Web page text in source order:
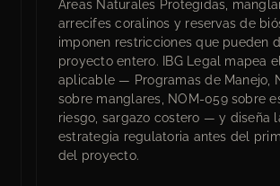
Áreas Naturales Protegidas,
arrecifes coralinos y reservas de
imponen restricciones que pueden
proyecto entero. IBG Legal mapea
aplicable — Programas de Manejo,
sobre manglares, NOM-059 sobre
riesgo, sargazo costero — y diseña
estrategia regulatoria antes del
del proyecto.